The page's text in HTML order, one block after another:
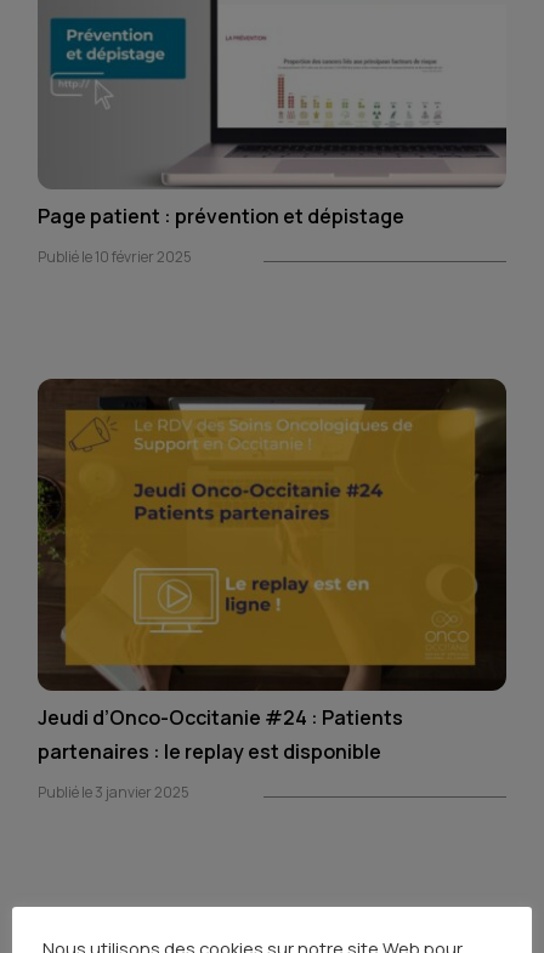
Page patient : prévention et dépistage
Publié le 10 février 2025
Jeudi d’Onco-Occitanie #24 : Patients
partenaires : le replay est disponible
Publié le 3 janvier 2025
Nous utilisons des cookies sur notre site Web pour